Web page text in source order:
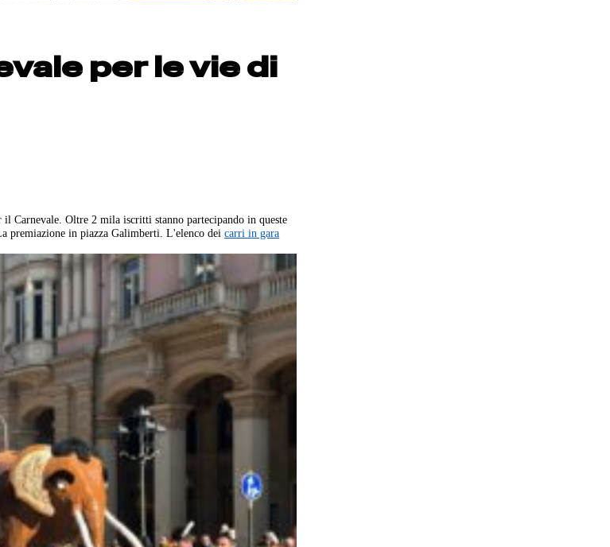
per le vie di
Carnevale. Oltre 2 mila iscritti stanno partecipando in queste
premiazione in piazza Galimberti. L'elenco deicarri in gara